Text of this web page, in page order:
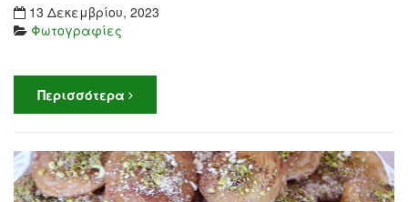
13 Δεκεμβρίου, 2023
Φωτογραφίες
Περισσότερα